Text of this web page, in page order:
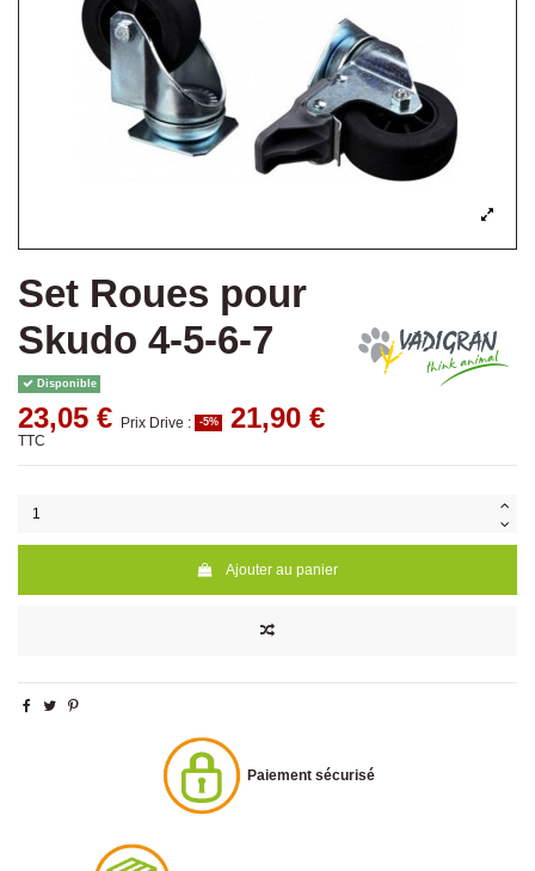
Set Roues pour
Skudo 4-5-6-7
Disponible
23,05 € Prix Drive : -5% 21,90 €
TTC
Ajouter au panier
Paiement sécurisé